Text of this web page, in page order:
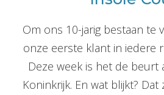
Om ons 10-jarig bestaan te
onze eerste klant in iedere
Deze week is het de beurt
Koninkrijk. En wat blijkt?